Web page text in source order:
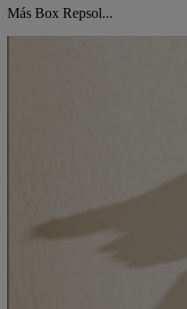
Más Box Repsol...